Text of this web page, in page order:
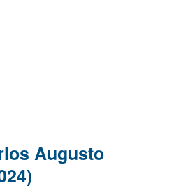
Augusto